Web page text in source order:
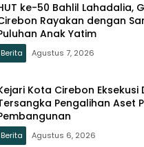
ke-50 Bahlil Lahadalia,
Rayakan dengan
Anak Yatim
Berita Agustus 7, 2026
Kota Cirebon Eksekusi
Pengalihan Aset
Berita Agustus 6, 2026